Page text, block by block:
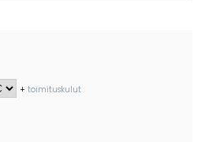
+toimituskulut